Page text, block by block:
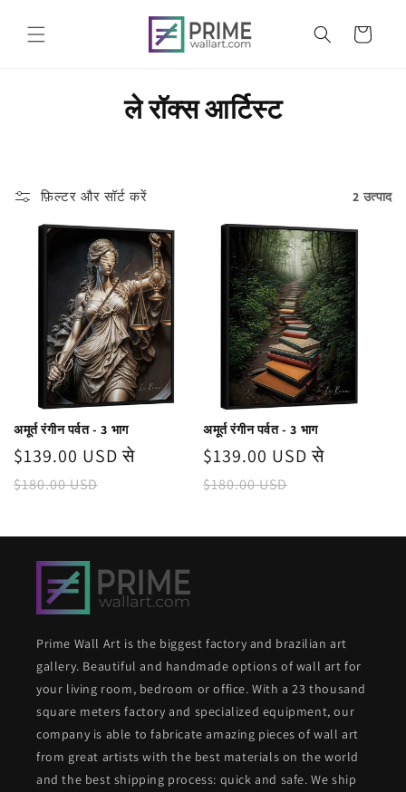
पर जाएं
कार्ट
सं
ह
ले रॉक्स आर्टिस्ट
फ़िल्टर और सॉर्ट करें 2 उत्पाद
अमूर्त रंगीन पर्वत - 3 भाग
विक्रय
कीमत
$139.00 USD से
मूल्य
$180.00 USD
अमूर्त रंगीन पर्वत - 3 भाग
विक्रय
कीमत
$139.00 USD से
मूल्य
$180.00 USD
Prime Wall Art is the biggest factory and brazilian art
gallery. Beautiful and handmade options of wall art for
your living room, bedroom or office. With a 23 thousand
square meters factory and specialized equipment, our
company is able to fabricate amazing pieces of wall art
from great artists with the best materials on the world
and the best shipping process: quick and safe. We ship